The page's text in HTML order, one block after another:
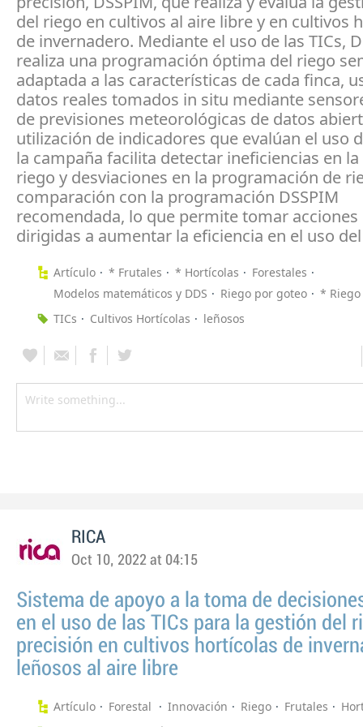
del riego en cultivos al aire libre y en cultivos
de invernadero. Mediante el uso de las TICs,
realiza una programación óptima del riego
adaptada a las características de cada finca,
datos reales tomados in situ mediante
de previsiones meteorológicas de datos
utilización de indicadores que evalúan el uso
la campaña facilita detectar ineficiencias en
riego y desviaciones en la programación de
comparación con la programación DSSPIM
recomendada, lo que permite tomar
dirigidas a aumentar la eficiencia en el uso
Artículo * Frutales * Hortícolas
Forestales
Modelos matemáticos y DDS
Riego por goteo
* Riego
TICs
Cultivos Hortícolas leñosos
RICA
Oct 10, 2022 at 04:15
Sistema de apoyo a la toma de
en el uso de las TICs para la gestión del
precisión en cultivos hortícolas de
leñosos al aire libre
Artículo Forestal Innovación Riego Frutales